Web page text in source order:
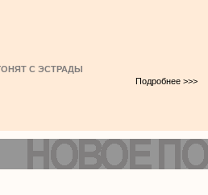
С ЭСТРАДЫ
Подробнее >>>